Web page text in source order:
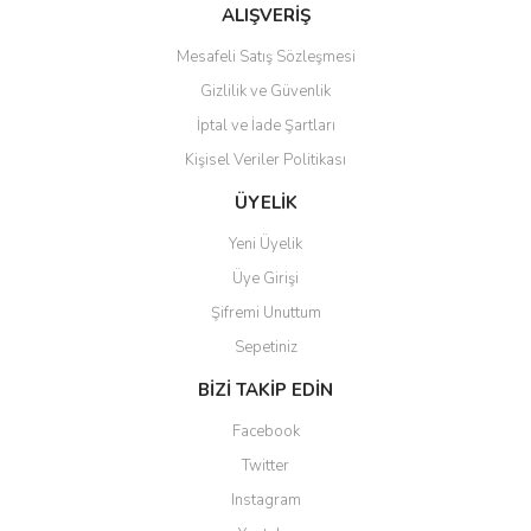
Bu ürüne benzer farklı alternatifler olmalı.
Gönder
ALIŞVERİŞ
Mesafeli Satış Sözleşmesi
Gizlilik ve Güvenlik
İptal ve İade Şartları
Kişisel Veriler Politikası
ÜYELİK
Yeni Üyelik
Üye Girişi
Şifremi Unuttum
Sepetiniz
BİZİ TAKİP EDİN
Facebook
Twitter
Instagram